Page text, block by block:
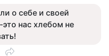
о себе и своей
нас хлебом не